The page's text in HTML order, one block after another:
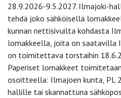
28.9.2026-9.5.2027. Ilmajoki-
tehdä joko sähköisellä
kunnan nettisivuilta kohdasta
lomakkeella, joita on saatavilla
on toimitettava torstaihin
Paperiset lomakkeet
osoitteella: Ilmajoen kunta, PL
hallille tai skannattuna